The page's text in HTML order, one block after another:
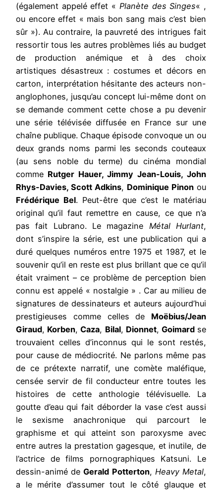
(également appelé effet « Planète des Singes« ,
ou encore effet « mais bon sang mais c’est bien
sûr »). Au contraire, la pauvreté des intrigues fait
ressortir tous les autres problèmes liés au budget
de production anémique et à des choix
artistiques désastreux : costumes et décors en
carton, interprétation hésitante des acteurs non-
anglophones, jusqu’au concept lui-même dont on
se demande comment cette chose a pu devenir
une série télévisée diffusée en France sur une
chaîne publique. Chaque épisode convoque un ou
deux grands noms parmi les seconds couteaux
(au sens noble du terme) du cinéma mondial
comme Rutger Hauer, Jimmy Jean-Louis, John
Rhys-Davies, Scott Adkins, Dominique Pinon ou
Frédérique Bel. Peut-être que c’est le matériau
original qu’il faut remettre en cause, ce que n’a
pas fait Lubrano. Le magazine Métal Hurlant,
dont s’inspire la série, est une publication qui a
duré quelques numéros entre 1975 et 1987, et le
souvenir qu’il en reste est plus brillant que ce qu’il
était vraiment – ce problème de perception bien
connu est appelé « nostalgie » . Car au milieu de
signatures de dessinateurs et auteurs aujourd’hui
prestigieuses comme celles de Moëbius/Jean
Giraud, Korben,Caza, Bilal, Dionnet, Goimardse
trouvaient celles d’inconnus qui le sont restés,
pour cause de médiocrité. Ne parlons même pas
de ce prétexte narratif, une comète maléfique,
censée servir de fil conducteur entre toutes les
histoires de cette anthologie télévisuelle. La
goutte d’eau qui fait déborder la vase c’est aussi
le sexisme anachronique qui parcourt le
graphisme et qui atteint son paroxysme avec
entre autres la prestation gagesque, et inutile, de
l’actrice de films pornographiques Katsuni. Le
dessin-animé deGerald Potterton, Heavy Metal,
a le mérite d’assumer tout le côté glauque et